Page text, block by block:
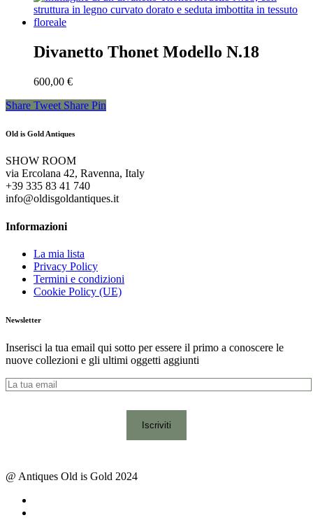
Divanetto Thonet Modello N.18
600,00 €
Share Tweet Share Pin
Old is Gold Antiques
SHOW ROOM
via Ercolana 42, Ravenna, Italy
+39 335 83 41 740
info@oldisgoldantiques.it
Informazioni
La mia lista
Privacy Policy
Termini e condizioni
Cookie Policy (UE)
Newsletter
Inserisci la tua email qui sotto per essere il primo a conoscere le
nuove collezioni e gli ultimi oggetti aggiunti
@ Antiques Old is Gold 2024